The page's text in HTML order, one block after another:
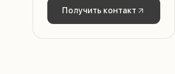
Получить контакт